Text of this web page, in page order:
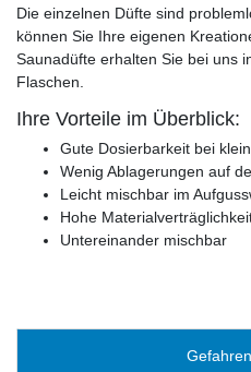
Die einzelnen Düfte sind
können Sie Ihre eigenen
Saunadüfte erhalten Sie bei uns
Flaschen.
Ihre Vorteile im Überblick:
Gute Dosierbarkeit bei
Wenig Ablagerungen auf
Leicht mischbar im
Hohe
Untereinander mischbar